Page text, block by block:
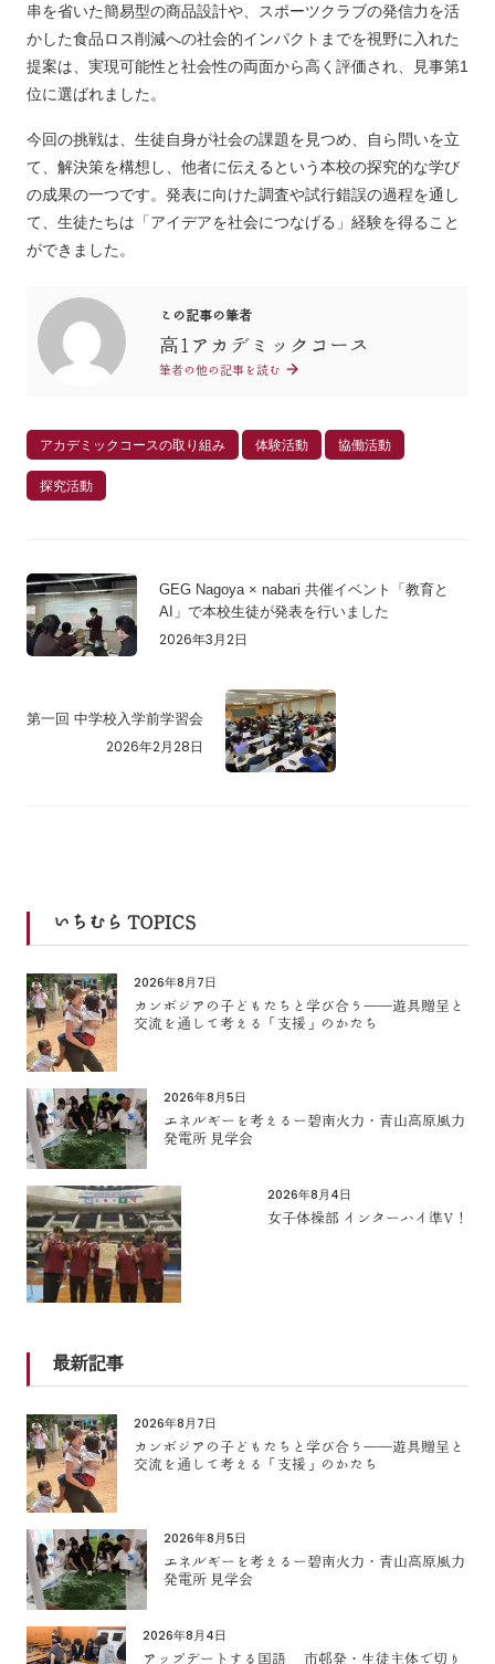
串を省いた簡易型の商品設計や、スポーツクラブの発信力を活
かした食品ロス削減への社会的インパクトまでを視野に入れた
提案は、実現可能性と社会性の両面から高く評価され、見事第1
位に選ばれました。
今回の挑戦は、生徒自身が社会の課題を見つめ、自ら問いを立
て、解決策を構想し、他者に伝えるという本校の探究的な学び
の成果の一つです。発表に向けた調査や試行錯誤の過程を通し
て、生徒たちは「アイデアを社会につなげる」経験を得ること
ができました。
この記事の筆者
高1アカデミックコース
筆者の他の記事を読む
アカデミックコースの取り組み 体験活動 協働活動
探究活動
GEG Nagoya × nabari 共催イベント「教育と
AI」で本校生徒が発表を行いました
2026年3月2日
第一回 中学校入学前学習会
2026年2月28日
いちむら TOPICS
2026年8月7日
カンボジアの子どもたちと学び合う――遊具贈呈と
交流を通して考える「支援」のかたち
2026年8月5日
エネルギーを考えるー碧南火力・青山高原風力
発電所 見学会
2026年8月4日
女子体操部 インターハイ準V！
最新記事
2026年8月7日
カンボジアの子どもたちと学び合う――遊具贈呈と
交流を通して考える「支援」のかたち
2026年8月5日
エネルギーを考えるー碧南火力・青山高原風力
発電所 見学会
2026年8月4日
アップデートする国語 市邨発・生徒主体で切り